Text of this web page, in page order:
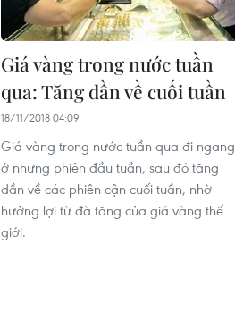
Giá vàng trong nước tuần
qua: Tăng dần về cuối tuần
18/11/2018 04:09
Giá vàng trong nước tuần qua đi ngang
ở những phiên đầu tuần, sau đó tăng
dần về các phiên cận cuối tuần, nhờ
hưởng lợi từ đà tăng của giá vàng thế
giới.